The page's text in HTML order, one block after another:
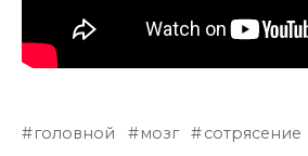
головной мозг сотрясение